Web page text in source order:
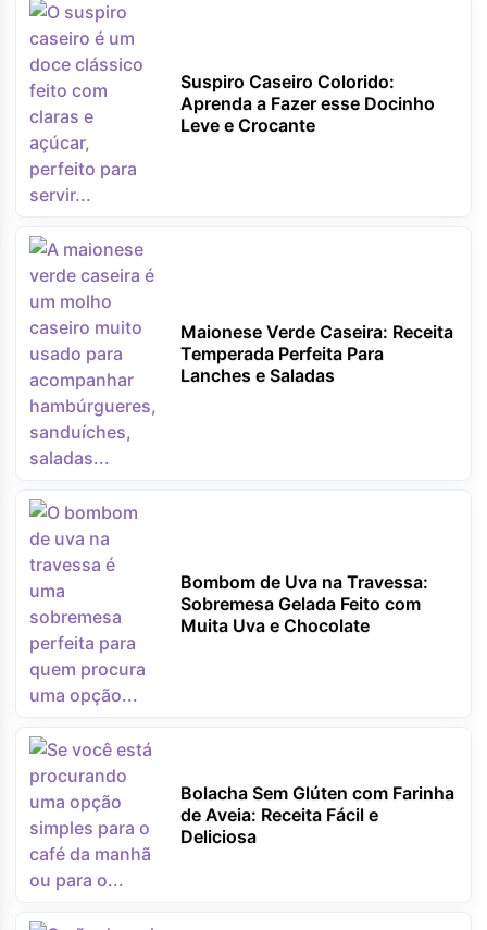
Suspiro Caseiro Colorido:
Aprenda a Fazer esse Docinho
Leve e Crocante
Maionese Verde Caseira: Receita
Temperada Perfeita Para
Lanches e Saladas
Bombom de Uva na Travessa:
Sobremesa Gelada Feito com
Muita Uva e Chocolate
Bolacha Sem Glúten com Farinha
de Aveia: Receita Fácil e
Deliciosa